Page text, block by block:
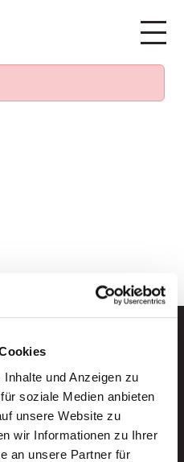
und Anzeigen zu
soziale Medien anbieten
unsere Website zu
wir Informationen zu Ihrer
an unsere Partner für
per E-Mail.
von AWO